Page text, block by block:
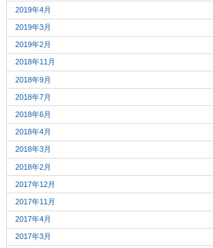
2019年4月
2019年3月
2019年2月
2018年11月
2018年9月
2018年7月
2018年6月
2018年4月
2018年3月
2018年2月
2017年12月
2017年11月
2017年4月
2017年3月